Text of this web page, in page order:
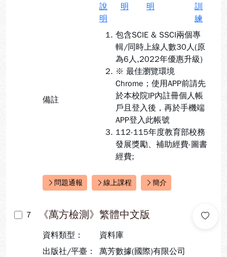
說
明
明
明
訓
練
備註
包含SCIE & SSCI兩個專
輯/同時上線人數30人(原
為6人,2022年優惠升級)
※ 最佳瀏覽環境
Chrome；使用APP前請先
於本校院IP內註冊個人帳
戶且登入後，再於手機端
APP登入此帳號
112-115年度教育部校務
發展獎勵、補助經費-圖書
經費;
快速連結：
問題通報 線上課程 簡介
7 《萬方檢測》繁體中文版
資料類型：
資料庫
出版社/平臺：
萬芳數據(國際)有限公司